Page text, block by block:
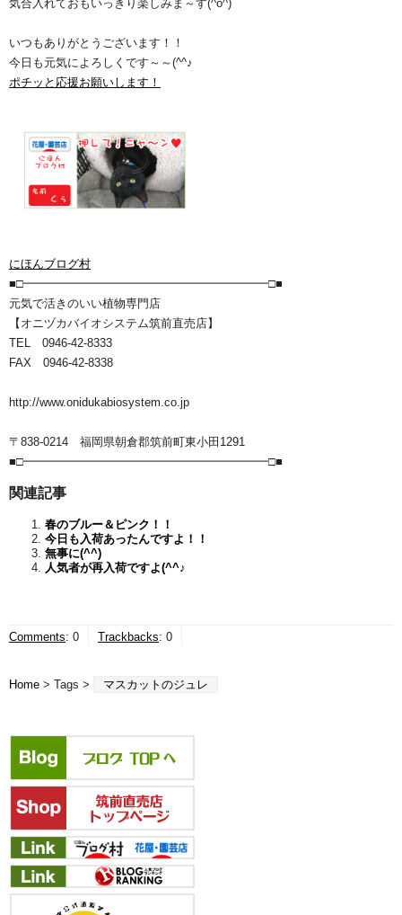
気合入れておもいっきり楽しみま～す(^o^)ゞ
いつもありがとうございます！！
今日も元気によろしくです～～(^^♪
ポチッと応援お願いします！
にほんブログ村
■□━━━━━━━━━━━━━━━━━━━━━□■
元気で活きのいい植物専門店
【オニヅカバイオシステム筑前直売店】
TEL 0946-42-8333
FAX 0946-42-8338
http://www.onidukabiosystem.co.jp
〒838-0214 福岡県朝倉郡筑前町東小田1291
■□━━━━━━━━━━━━━━━━━━━━━□■
関連記事
春のブルー＆ピンク！！
今日も入荷あったんですよ！！
無事に(^^)
人気者が再入荷ですよ(^^♪
Comments: 0 Trackbacks: 0
Home > Tags > マスカットのジュレ